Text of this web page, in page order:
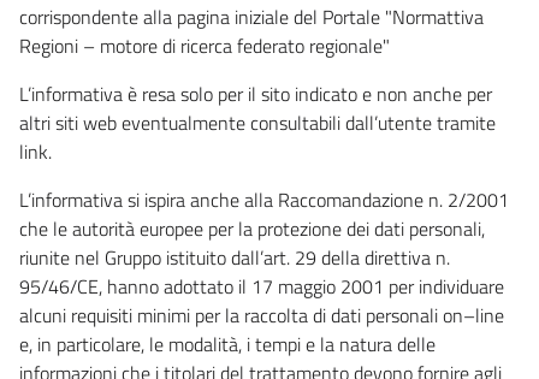
corrispondente alla pagina iniziale del Portale "Normattiva
Regioni – motore di ricerca federato regionale"
L’informativa è resa solo per il sito indicato e non anche per
altri siti web eventualmente consultabili dall’utente tramite
link.
L’informativa si ispira anche alla Raccomandazione n. 2/2001
che le autorità europee per la protezione dei dati personali,
riunite nel Gruppo istituito dall’art. 29 della direttiva n.
95/46/CE, hanno adottato il 17 maggio 2001 per individuare
alcuni requisiti minimi per la raccolta di dati personali on–line
e, in particolare, le modalità, i tempi e la natura delle
informazioni che i titolari del trattamento devono fornire agli